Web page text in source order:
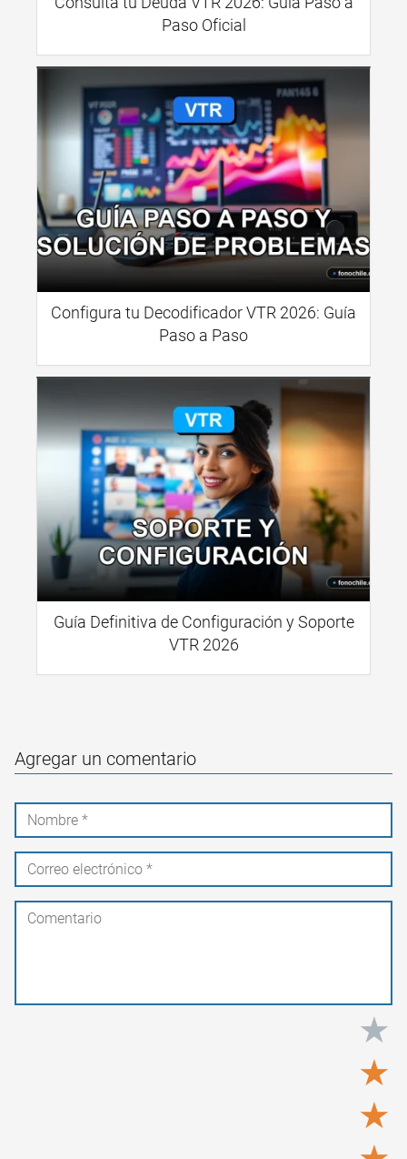
Paso Oficial
Configura tu Decodificador VTR 2026: Guía
Paso a Paso
Guía Definitiva de Configuración y Soporte
VTR 2026
Agregar un comentario
★
★
★